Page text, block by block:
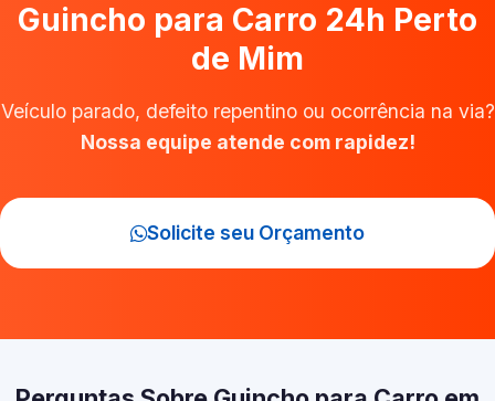
Guincho para Carro 24h Perto
de Mim
Veículo parado, defeito repentino ou ocorrência na via?
Nossa equipe atende com rapidez!
Solicite seu Orçamento